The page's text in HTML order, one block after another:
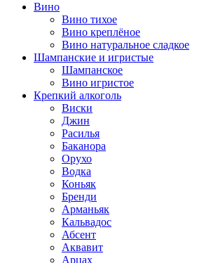
Вино
Вино тихое
Вино креплёное
Вино натуральное сладкое
Шампанские и игристые
Шампанское
Вино игристое
Крепкий алкоголь
Виски
Джин
Расилья
Баканора
Орухо
Водка
Коньяк
Бренди
Арманьяк
Кальвадос
Абсент
Аквавит
Арцах